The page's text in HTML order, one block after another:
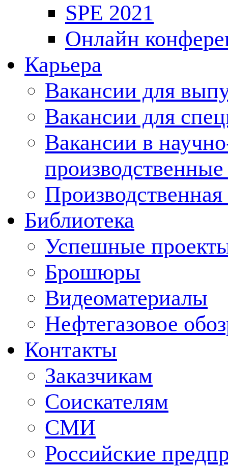
SPE 2021
Онлайн
Карьера
Вакансии для
Вакансии для
Вакансии в
Производственная
Библиотека
Успешные
Брошюры
Видеоматериалы
Нефтегазовое
Контакты
Заказчикам
Соискателям
СМИ
Российские